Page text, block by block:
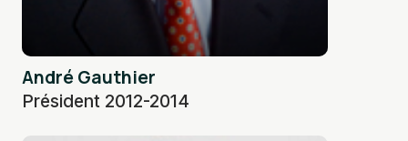
André Gauthier
Président 2012-2014